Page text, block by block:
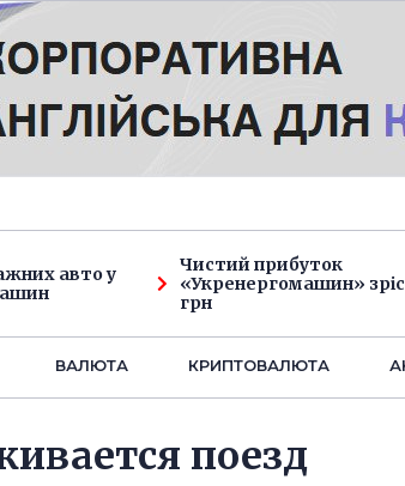
авто у
Чистий прибуток
«Укренергомашин»
грн
ВАЛЮТА КРИПТОВАЛЮТА
поезд